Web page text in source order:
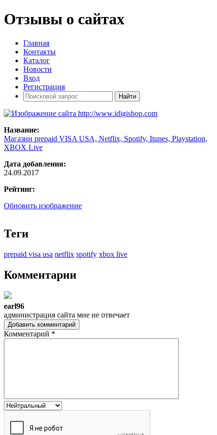
Отзывы о сайтах
Главная
Контакты
Каталог
Новости
Вход
Регистрация
Название:
Магазин prepaid VISA USA, Netflix, Spotify, Itunes, Playstation,
XBOX Live
Дата добавления:
24.09.2017
Рейтинг:
Обновить изображение
Теги
prepaid visa usa netflix spotify xbox live
Комментарии
earl96
администрация сайта мне не отвечает
Добавить комментарий
Комментарий *